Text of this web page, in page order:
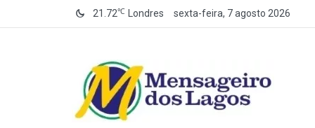
21.72℃ Londres sexta-feira, 7 agosto 2026